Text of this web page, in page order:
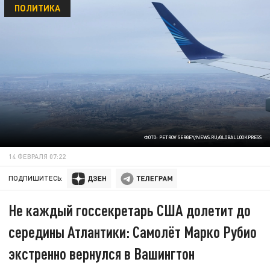
ФОТО: PETROV SERGEY/NEWS.RU/GLOBALLOOKPRESS
ПОЛИТИКА
14 ФЕВРАЛЯ 07:22
ПОДПИШИТЕСЬ:
Не каждый госсекретарь США долетит до
середины Атлантики: Самолёт Марко Рубио
экстренно вернулся в Вашингтон